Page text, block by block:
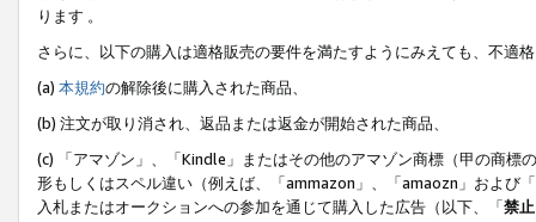
ります 。
さらに、以下の購入は適格販売の要件を満たすようにみえても、不適
(a) 本規約の解除後に購入された商品、
(b) 注文が取り消され、返品または返金が開始された商品、
(c) 「アマゾン」、「Kindle」またはその他のアマゾン商標（甲の商
形もしくはスペル違い（例えば、「ammazon」、「amaozn」および
入札またはオークションへの参加を通じて購入した広告（以下、「禁